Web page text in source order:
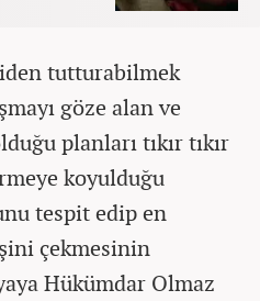
tutturabilmek
göze alan ve
planları tıkır tıkır
koyulduğu
tespit edip en
çekmesinin
Hükümdar Olmaz